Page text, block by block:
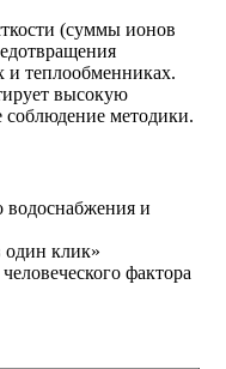
(суммы ионов
и теплообменниках.
высокую
соблюдение методики.
водоснабжения и
один клик»
фактора